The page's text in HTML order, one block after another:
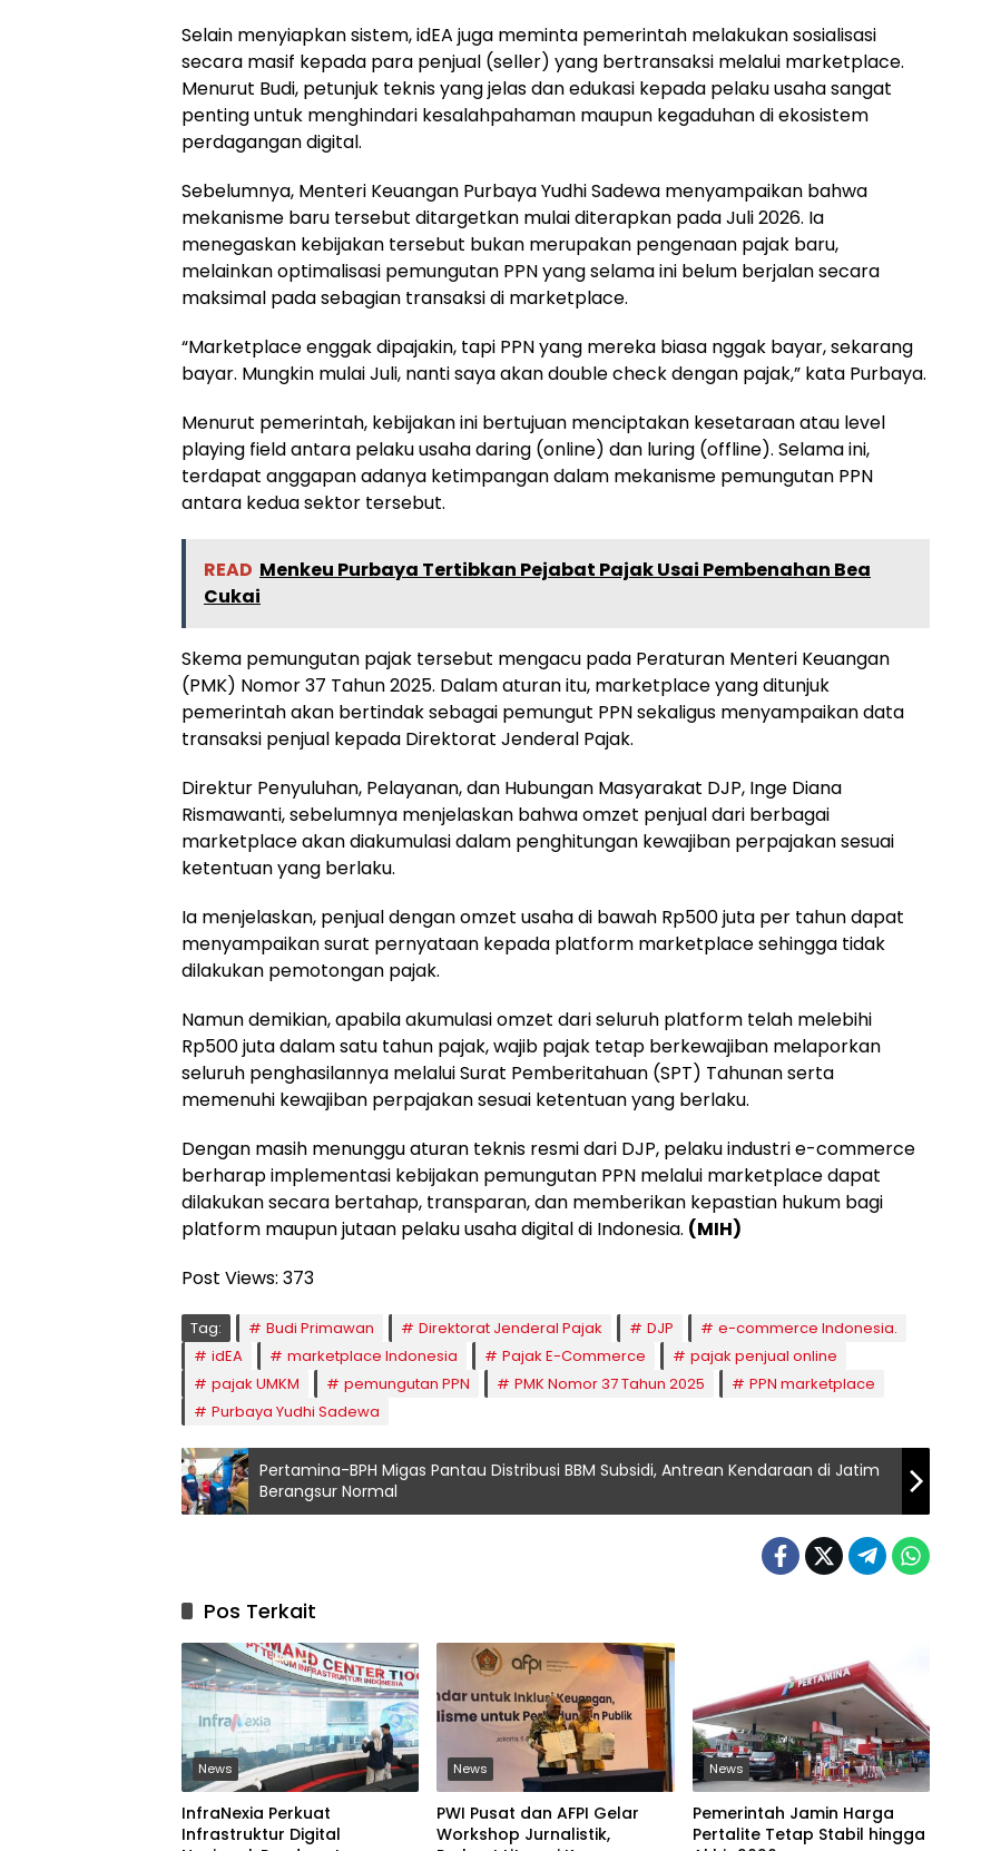
Selain menyiapkan sistem, idEA juga meminta pemerintah melakukan sosialisasi
secara masif kepada para penjual (seller) yang bertransaksi melalui marketplace.
Menurut Budi, petunjuk teknis yang jelas dan edukasi kepada pelaku usaha sangat
penting untuk menghindari kesalahpahaman maupun kegaduhan di ekosistem
perdagangan digital.
Sebelumnya, Menteri Keuangan Purbaya Yudhi Sadewa menyampaikan bahwa
mekanisme baru tersebut ditargetkan mulai diterapkan pada Juli 2026. Ia
menegaskan kebijakan tersebut bukan merupakan pengenaan pajak baru,
melainkan optimalisasi pemungutan PPN yang selama ini belum berjalan secara
maksimal pada sebagian transaksi di marketplace.
“Marketplace enggak dipajakin, tapi PPN yang mereka biasa nggak bayar, sekarang
bayar. Mungkin mulai Juli, nanti saya akan double check dengan pajak,” kata Purbaya.
Menurut pemerintah, kebijakan ini bertujuan menciptakan kesetaraan atau level
playing field antara pelaku usaha daring (online) dan luring (offline). Selama ini,
terdapat anggapan adanya ketimpangan dalam mekanisme pemungutan PPN
antara kedua sektor tersebut.
READ Menkeu Purbaya Tertibkan Pejabat Pajak Usai Pembenahan Bea
Cukai
Skema pemungutan pajak tersebut mengacu pada Peraturan Menteri Keuangan
(PMK) Nomor 37 Tahun 2025. Dalam aturan itu, marketplace yang ditunjuk
pemerintah akan bertindak sebagai pemungut PPN sekaligus menyampaikan data
transaksi penjual kepada Direktorat Jenderal Pajak.
Direktur Penyuluhan, Pelayanan, dan Hubungan Masyarakat DJP, Inge Diana
Rismawanti, sebelumnya menjelaskan bahwa omzet penjual dari berbagai
marketplace akan diakumulasi dalam penghitungan kewajiban perpajakan sesuai
ketentuan yang berlaku.
Ia menjelaskan, penjual dengan omzet usaha di bawah Rp500 juta per tahun dapat
menyampaikan surat pernyataan kepada platform marketplace sehingga tidak
dilakukan pemotongan pajak.
Namun demikian, apabila akumulasi omzet dari seluruh platform telah melebihi
Rp500 juta dalam satu tahun pajak, wajib pajak tetap berkewajiban melaporkan
seluruh penghasilannya melalui Surat Pemberitahuan (SPT) Tahunan serta
memenuhi kewajiban perpajakan sesuai ketentuan yang berlaku.
Dengan masih menunggu aturan teknis resmi dari DJP, pelaku industri e-commerce
berharap implementasi kebijakan pemungutan PPN melalui marketplace dapat
dilakukan secara bertahap, transparan, dan memberikan kepastian hukum bagi
platform maupun jutaan pelaku usaha digital di Indonesia. (MIH)
Post Views: 373
Tag: Budi Primawan Direktorat Jenderal Pajak DJP
e-commerce Indonesia.
idEA
marketplace Indonesia Pajak E-Commerce
pajak penjual online
pajak UMKM
pemungutan PPN PMK Nomor 37 Tahun 2025
PPN marketplace
Purbaya Yudhi Sadewa
Pertamina-BPH Migas Pantau Distribusi BBM Subsidi, Antrean Kendaraan di Jatim
Berangsur Normal
Pos Terkait
News
InfraNexia Perkuat
Infrastruktur Digital
News
PWI Pusat dan AFPI Gelar
Workshop Jurnalistik,
News
Pemerintah Jamin Harga
Pertalite Tetap Stabil hingga